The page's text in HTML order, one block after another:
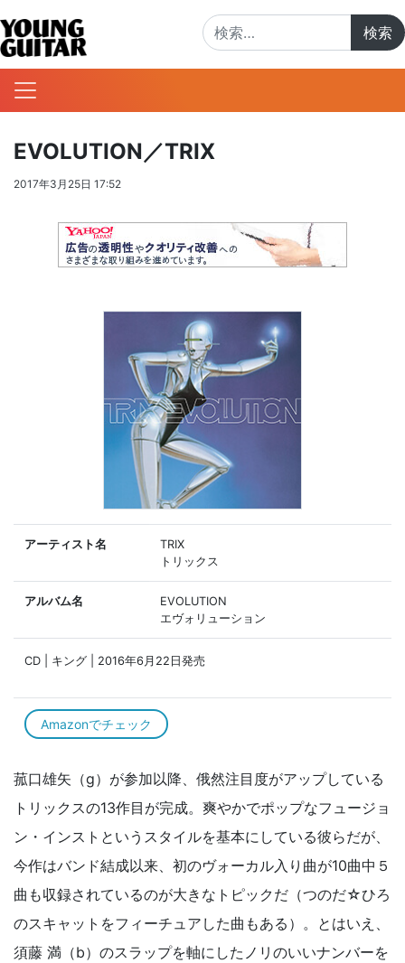
EVOLUTION／TRIX
2017年3月25日 17:52
アーティスト名
TRIX
トリックス
アルバム名
EVOLUTION
エヴォリューション
CD | キング | 2016年6月22日発売
Amazonでチェック
菰口雄矢（g）が参加以降、俄然注目度がアップしている
トリックスの13作目が完成。爽やかでポップなフュージョ
ン・インストというスタイルを基本にしている彼らだが、
今作はバンド結成以来、初のヴォーカル入り曲が10曲中５
曲も収録されているのが大きなトピックだ（つのだ☆ひろ
のスキャットをフィーチュアした曲もある）。とはいえ、
須藤 満（b）のスラップを軸にしたノリのいいナンバーを